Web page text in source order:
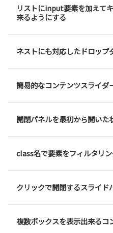
リストにinput要素を加えて
来るようにする
ネストにも対応したドロップ
簡易的なコンテンツスライダ
開閉パネルを最初から開いた
class名で要素をフィルタリ
クリックで開閉するスライド
複数ボックスを表示出来るコ